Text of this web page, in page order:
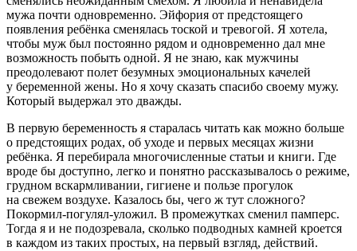
мужа почти одновременно. Эйфория от предстоящего
появления ребёнка сменялась тоской и тревогой. Я хотела,
чтобы муж был постоянно рядом и одновременно дал мне
возможность побыть одной. Я не знаю, как мужчины
преодолевают полет безумных эмоциональных качелей
у беременной жены. Но я хочу сказать спасибо своему мужу.
Который выдержал это дважды.
В первую беременность я старалась читать как можно больше
о предстоящих родах, об уходе и первых месяцах жизни
ребёнка. Я перебирала многочисленные статьи и книги. Где
вроде бы доступно, легко и понятно рассказывалось о режиме,
грудном вскармливании, гигиене и пользе прогулок
на свежем воздухе. Казалось бы, чего ж тут сложного?
Покормил-погулял-уложил. В промежутках сменил памперс.
Тогда я и не подозревала, сколько подводных камней кроется
в каждом из таких простых, на первый взгляд, действий.